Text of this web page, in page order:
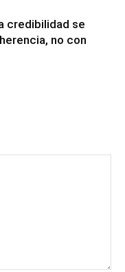
credibilidad se
no con